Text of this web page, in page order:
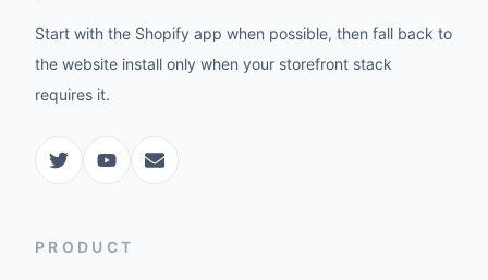
Start with the Shopify app when possible, then fall back to
the website install only when your storefront stack
requires it.
PRODUCT